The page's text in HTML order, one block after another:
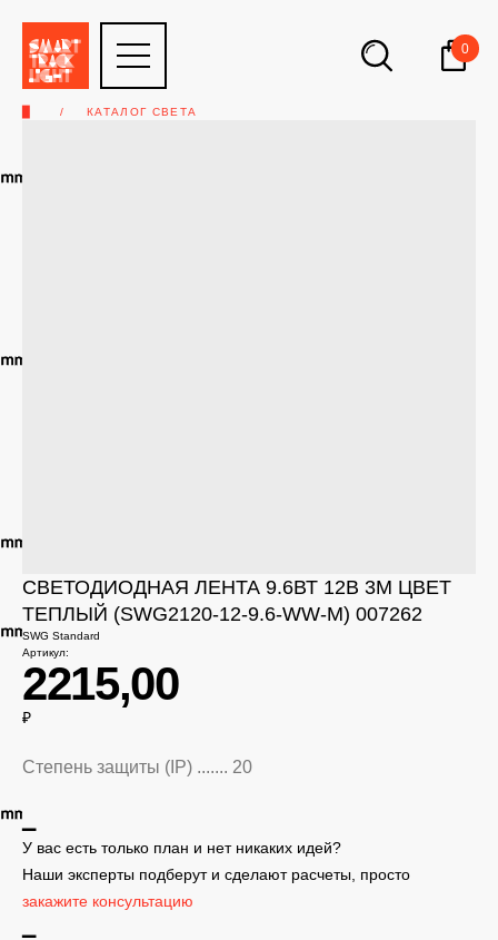
0
КАТАЛОГ СВЕТА
СВЕТОДИОДНАЯ ЛЕНТА 9.6ВТ 12В 3M ЦВЕТ
ТЕПЛЫЙ (SWG2120-12-9.6-WW-M) 007262
SWG Standard
Артикул:
2215,00
₽
Степень защиты (IP) ....... 20
У вас есть только план и нет никаких идей?
Наши эксперты подберут и сделают расчеты, просто
закажите консультацию